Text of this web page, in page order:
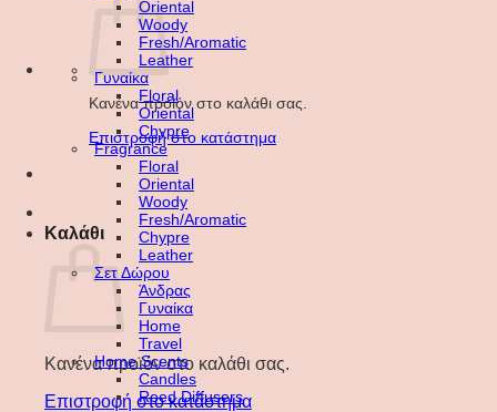
Κανένα προϊόν στο καλάθι σας.
Επιστροφή στο κατάστημα
Καλάθι
Κανένα προϊόν στο καλάθι σας.
Επιστροφή στο κατάστημα
Oriental
Woody
Fresh/Aromatic
Leather
Γυναίκα
Floral
Oriental
Chypre
Fragrance
Floral
Oriental
Woody
Fresh/Aromatic
Chypre
Leather
Σετ Δώρου
Άνδρας
Γυναίκα
Home
Travel
Home Scents
Candles
Reed Diffusers